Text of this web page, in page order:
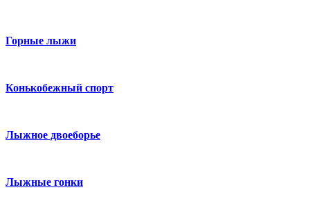
Горные лыжи
Конькобежный спорт
Лыжное двоеборье
Лыжные гонки